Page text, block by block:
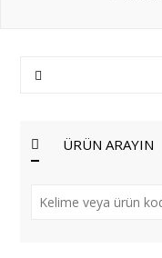
ÜRÜN ARAYIN